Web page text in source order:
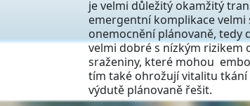
je velmi důležitý okamžitý
emergentní komplikace
onemocnění plánovaně, tedy
velmi dobré s nízkým rizikem
sraženiny, které mohou
tím také ohrožují vitalitu
výdutě plánovaně řešit.